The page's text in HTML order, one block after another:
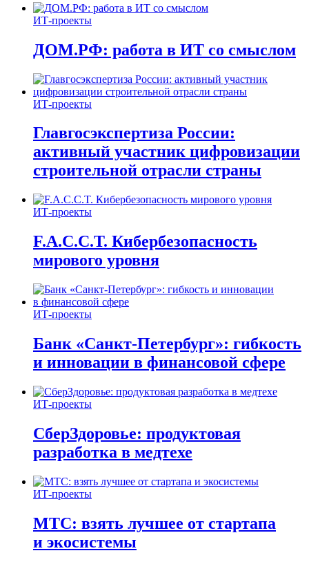
ИТ-проекты
ДОМ.РФ: работа в ИТ со смыслом
ИТ-проекты
Главгосэкспертиза России:
активный участник цифровизации
строительной отрасли страны
ИТ-проекты
F.A.C.C.T. Кибербезопасность
мирового уровня
ИТ-проекты
Банк «Санкт-Петербург»: гибкость
и инновации в финансовой сфере
ИТ-проекты
СберЗдоровье: продуктовая
разработка в медтехе
ИТ-проекты
МТС: взять лучшее от стартапа
и экосистемы